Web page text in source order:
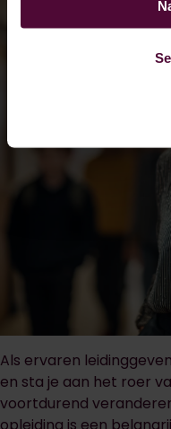
Als ervaren
en sta je aan het roer
voortdurend